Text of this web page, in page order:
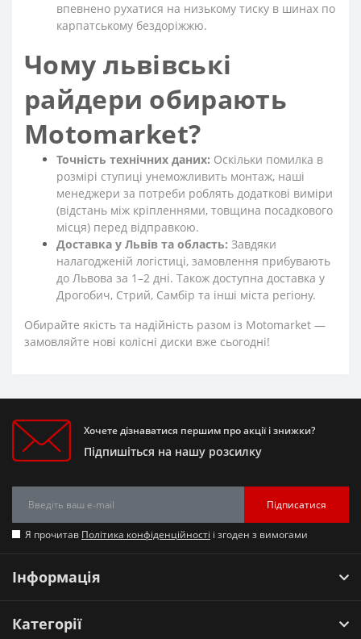
впевнено рухатися на низькому тиску в шинах по
карпатському бездоріжжю.
Чому львівські
райдери обирають
Motomarket?
Точність технічних даних: Оскільки помилка в
розмірі ступиці унеможливить монтаж, наші
менеджери за потреби роблять додаткові виміри
(відстань між кріпленнями, товщина посадкового
місця) перед відправкою.
Доставка у Львів та область: Завдяки
налагодженій логістиці, замовлення прибувають
до Львова за 1–2 дні. Також доступна доставка у
Дрогобич, Стрий, Самбір та інші міста регіону.
Обирайте якість та надійність разом із Motomarket —
замовляйте нові колісні диски вже сьогодні!
Хочете дізнаватися першим про акції і знижки?
Підпишіться на нашу розсилку
Підписатися
Я прочитав Політика конфіденційності і згоден з вимогами
Інформація
Категорії